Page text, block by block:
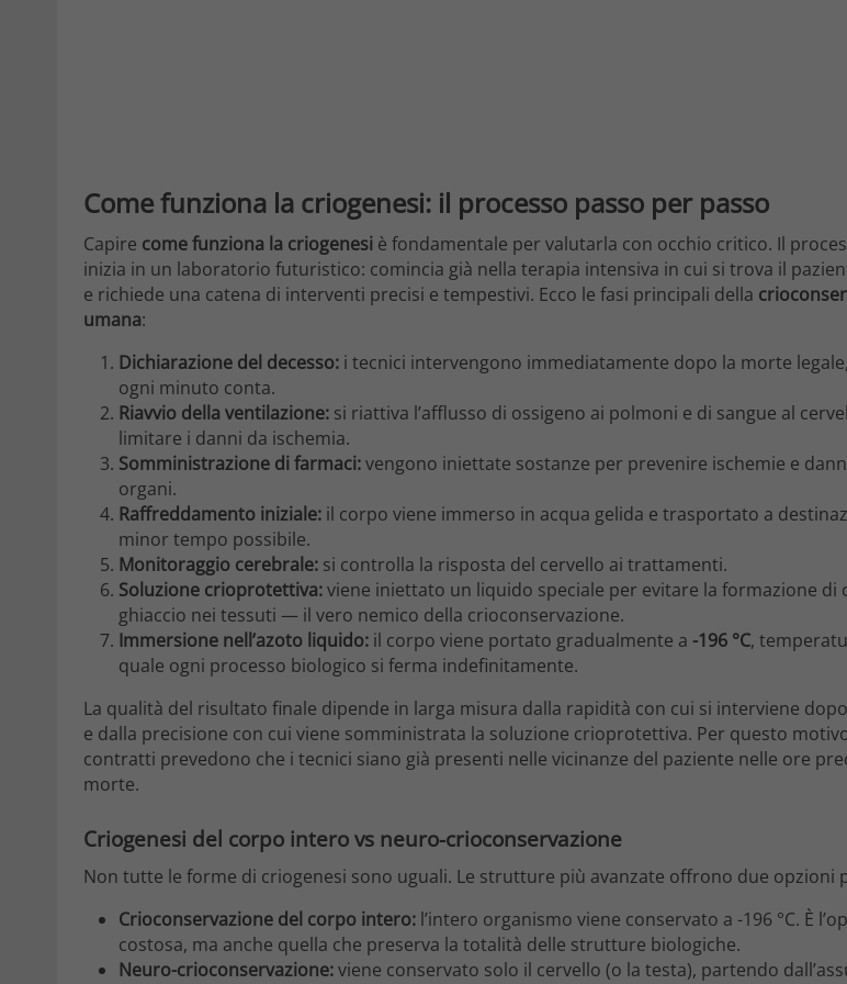
Come funziona la criogenesi: il processo passo per passo
Capire come funziona la criogenesi è fondamentale per valutarla con occhio critico. Il
inizia in un laboratorio futuristico: comincia già nella terapia intensiva in cui si trova il
e richiede una catena di interventi precisi e tempestivi. Ecco le fasi principali della
umana:
Dichiarazione del decesso: i tecnici intervengono immediatamente dopo la morte
ogni minuto conta.
Riavvio della ventilazione: si riattiva l’afflusso di ossigeno ai polmoni e di sangue al
limitare i danni da ischemia.
Somministrazione di farmaci:vengono iniettate sostanze per prevenire ischemie e
organi.
Raffreddamento iniziale: il corpo viene immerso in acqua gelida e trasportato a
minor tempo possibile.
Monitoraggio cerebrale: si controlla la risposta del cervello ai trattamenti.
Soluzione crioprotettiva:viene iniettato un liquido speciale per evitare la formazione di
ghiaccio nei tessuti — il vero nemico della crioconservazione.
Immersione nell’azoto liquido: il corpo viene portato gradualmente a -196 °C,
quale ogni processo biologico si ferma indefinitamente.
La qualità del risultato finale dipende in larga misura dalla rapidità con cui si interviene
e dalla precisione con cui viene somministrata la soluzione crioprotettiva. Per questo
contratti prevedono che i tecnici siano già presenti nelle vicinanze del paziente nelle ore
morte.
Criogenesi del corpo intero vs neuro-crioconservazione
Non tutte le forme di criogenesi sono uguali. Le strutture più avanzate offrono due opzioni
Crioconservazione del corpo intero: l’intero organismo viene conservato a -196 °C. È
costosa, ma anche quella che preserva la totalità delle strutture biologiche.
Neuro-crioconservazione:viene conservato solo il cervello (o la testa), partendo